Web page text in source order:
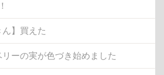
ん】買えた
リーの実が色づき始めました